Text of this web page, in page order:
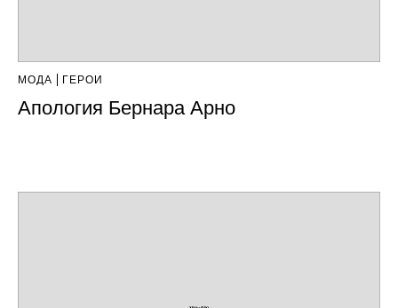
МОДА ГЕРОИ
Апология Бернара Арно